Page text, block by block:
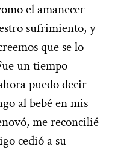
el amanecer
sufrimiento, y
que se lo
un tiempo
puedo decir
al bebé en mis
me reconcilié
cedió a su